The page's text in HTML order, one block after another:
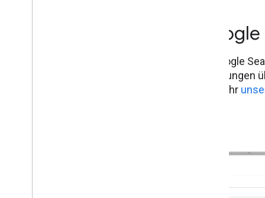
Im Google
Mitteilungen
Wenn ihr